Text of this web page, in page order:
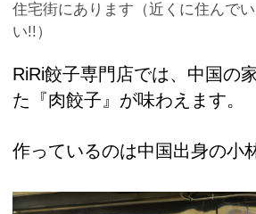
住宅街にあります（近くに住んで
い!!）
RiRi餃子専門店では、中国の
た『肉餃子』が味わえます。
作っているのは中国出身の小